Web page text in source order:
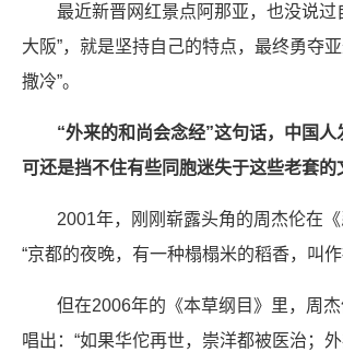
最近新晋网红景点阿那亚，也没说过
大阪”，就是坚持自己的特点，最终勇夺
撒冷”。
“外来的和尚会念经”这句话，中国人
可还是挡不住有些同胞迷失于这些老套的
2001年，刚刚崭露头角的周杰伦在《
“京都的夜晚，有一种榻榻米的稻香，叫作
但在2006年的《本草纲目》里，周
唱出：“如果华佗再世，崇洋都被医治；